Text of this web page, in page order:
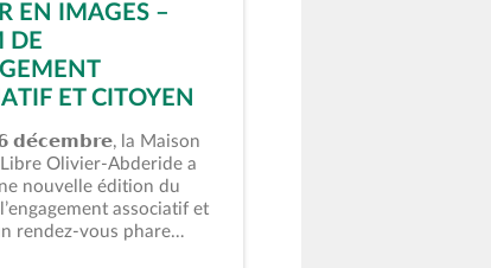
EN IMAGES –
DE
ET CITOYEN
𝗱𝗲́𝗰𝗲𝗺𝗯𝗿𝗲, la Maison
Olivier-Abderide a
nouvelle édition du
associatif et
rendez-vous phare…